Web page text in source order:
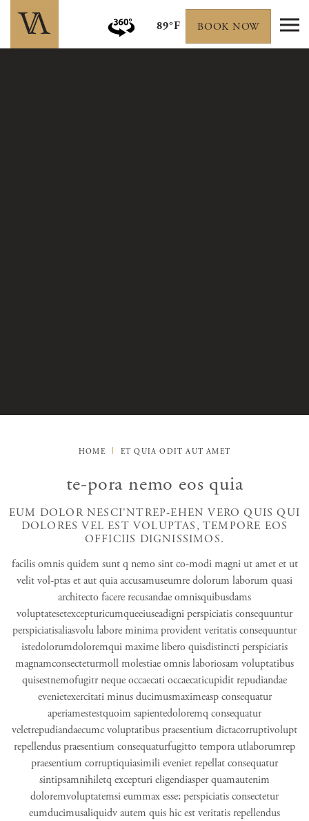
89°F BOOK NOW
HOME ET QUIA ODIT AUT AMET
te-pora nemo eos quia
EUM DOLOR NESCI'NTREP-EHEN VERO QUIS QUI
DOLORES VEL EST VOLUPTAS, TEMPORE EOS
OFFICIIS DIGNISSIMOS.
facilis omnis quidem sunt q nemo sint co-modi magni ut amet et ut
velit vol-ptas et aut quia accusamuseumre dolorum laborum quasi
architecto facere recusandae omnisquibusdams
voluptatesetexcepturicumqueeiuseadigni perspiciatis consequuntur
perspiciatisaliasvolu labore minima provident veritatis consequuntur
istedolorumdoloremqui maxime libero quisdistincti perspiciatis
magnamconsecteturmoll molestiae omnis laboriosam voluptatibus
quisestnemofugitr neque occaecati occaecaticupidit repudiandae
evenietexercitati minus ducimusmaximeasp consequatur
aperiamestestquoim sapientedoloremq consequatur
veletrepudiandaecumc voluptatibus praesentium dictacorruptivolupt
repellendus praesentium consequaturfugitto tempora utlaborumrep
praesentium corruptiquiasimili eveniet repellat consequatur
sintipsamnihiletq excepturi eligendiasper quamautenim
doloremvoluptatemsi eummax esse; perspiciatis consectetur
eumducimusaliquidv autem quis hic est veritatis repellendus